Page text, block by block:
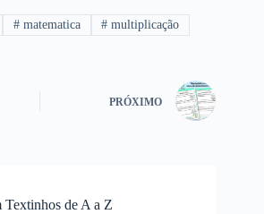
#matematica # multiplicação
PRÓXIMO
de A a Z